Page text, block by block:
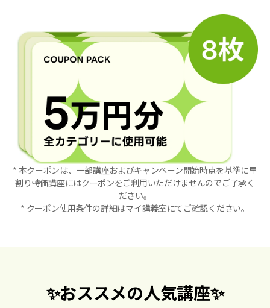
* 本クーポンは、一部講座およびキャンペーン開始時点を基準に早
割り特価講座にはクーポンをご利用いただけませんのでご了承く
ださい。
* クーポン使用条件の詳細はマイ講義室にてご確認ください。
✨おススメの人気講座✨